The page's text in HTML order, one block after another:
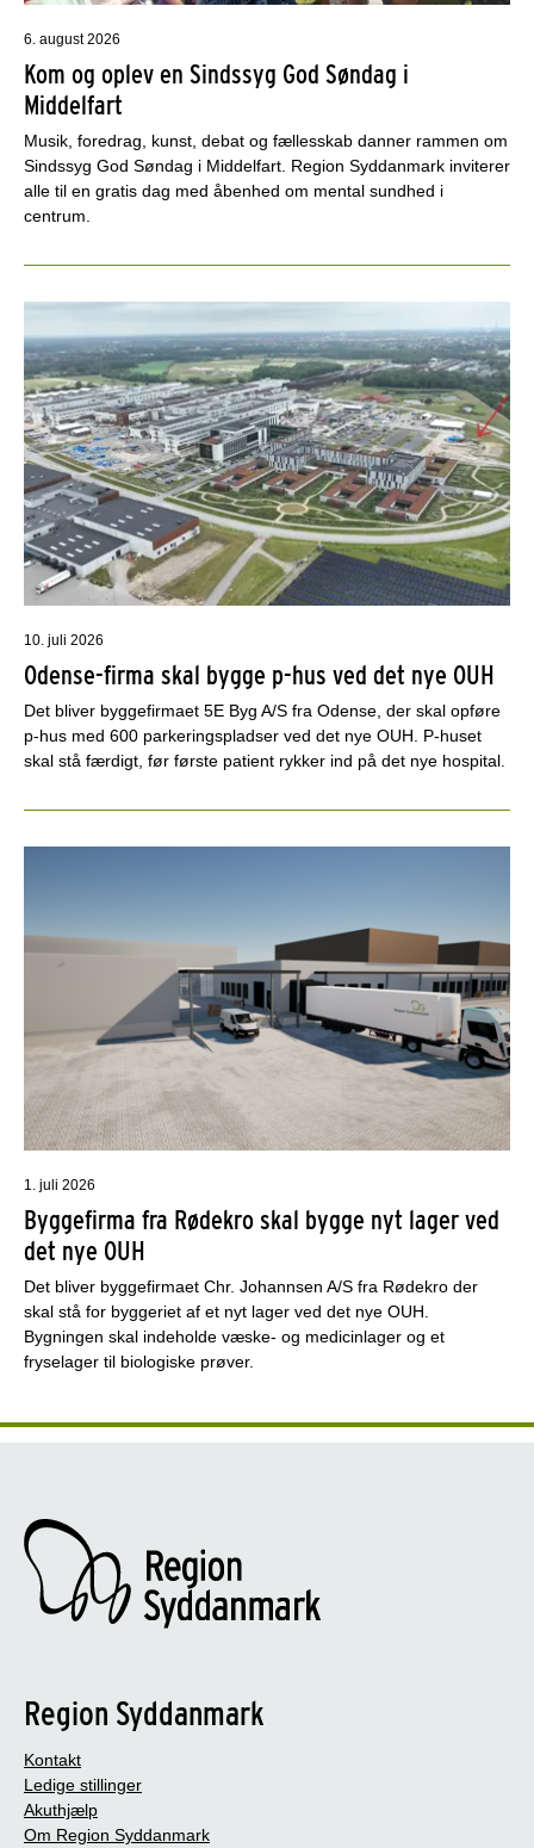
6. august 2026
Kom og oplev en Sindssyg God Søndag i
Middelfart
Musik, foredrag, kunst, debat og fællesskab danner rammen om
Sindssyg God Søndag i Middelfart. Region Syddanmark inviterer
alle til en gratis dag med åbenhed om mental sundhed i
centrum.
10. juli 2026
Odense-firma skal bygge p-hus ved det nye OUH
Det bliver byggefirmaet 5E Byg A/S fra Odense, der skal opføre
p-hus med 600 parkeringspladser ved det nye OUH. P-huset
skal stå færdigt, før første patient rykker ind på det nye hospital.
1. juli 2026
Byggefirma fra Rødekro skal bygge nyt lager ved
det nye OUH
Det bliver byggefirmaet Chr. Johannsen A/S fra Rødekro der
skal stå for byggeriet af et nyt lager ved det nye OUH.
Bygningen skal indeholde væske- og medicinlager og et
fryselager til biologiske prøver.
Region Syddanmark
Kontakt
Ledige stillinger
Akuthjælp
Om Region Syddanmark